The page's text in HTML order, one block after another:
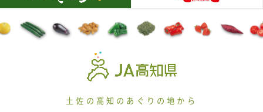
土佐の高知のあぐりの地から